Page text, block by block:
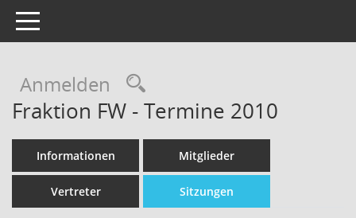
Toggle navigation
Anmelden Rechercheauswahl
Fraktion FW - Termine 2010
Informationen Mitglieder
Vertreter Sitzungen